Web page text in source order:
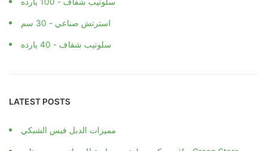
سلوتيب شفاف - 100 يارده
استرتش صناعي - 30 سم
سلوتيب شفاف - 40 يارده
LATEST POSTS
مميزات الدبل فيس الشبكي